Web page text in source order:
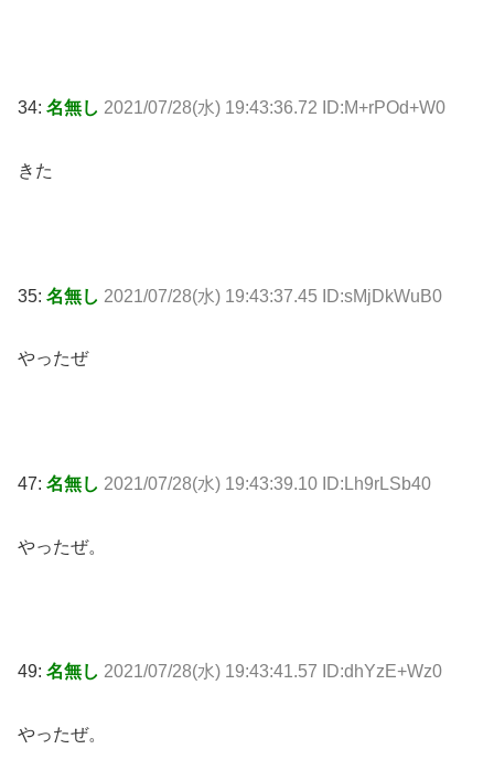
34: 名無し 2021/07/28(水) 19:43:36.72 ID:M+rPOd+W0
きた
35: 名無し 2021/07/28(水) 19:43:37.45 ID:sMjDkWuB0
やったぜ
47: 名無し 2021/07/28(水) 19:43:39.10 ID:Lh9rLSb40
やったぜ。
49: 名無し 2021/07/28(水) 19:43:41.57 ID:dhYzE+Wz0
やったぜ。